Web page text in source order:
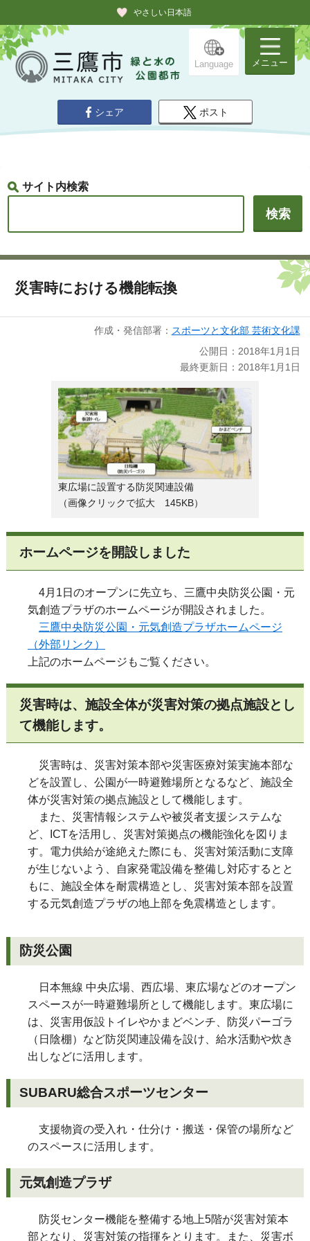
やさしい日本語
Language メニュー
シェア ポスト
サイト内検索
災害時における機能転換
作成・発信部署： スポーツと文化部 芸術文化課
公開日：2018年1月1日
最終更新日：2018年1月1日
東広場に設置する防災関連設備
（画像クリックで拡大 145KB）
ホームページを開設しました
4月1日のオープンに先立ち、三鷹中央防災公園・元
気創造プラザのホームページが開設されました。
三鷹中央防災公園・元気創造プラザホームページ
（外部リンク）
上記のホームページもご覧ください。
災害時は、施設全体が災害対策の拠点施設とし
て機能します。
災害時は、災害対策本部や災害医療対策実施本部な
どを設置し、公園が一時避難場所となるなど、施設全
体が災害対策の拠点施設として機能します。
また、災害情報システムや被災者支援システムな
ど、ICTを活用し、災害対策拠点の機能強化を図りま
す。電力供給が途絶えた際にも、災害対策活動に支障
が生じないよう、自家発電設備を整備し対応するとと
もに、施設全体を耐震構造とし、災害対策本部を設置
する元気創造プラザの地上部を免震構造とします。
防災公園
日本無線 中央広場、西広場、東広場などのオープン
スペースが一時避難場所として機能します。東広場に
は、災害用仮設トイレやかまどベンチ、防災パーゴラ
（日陰棚）など防災関連設備を設け、給水活動や炊き
出しなどに活用します。
SUBARU総合スポーツセンター
支援物資の受入れ・仕分け・搬送・保管の場所など
のスペースに活用します。
元気創造プラザ
防災センター機能を整備する地上5階が災害対策本
部となり、災害対策の指揮をとります。また、災害ボ